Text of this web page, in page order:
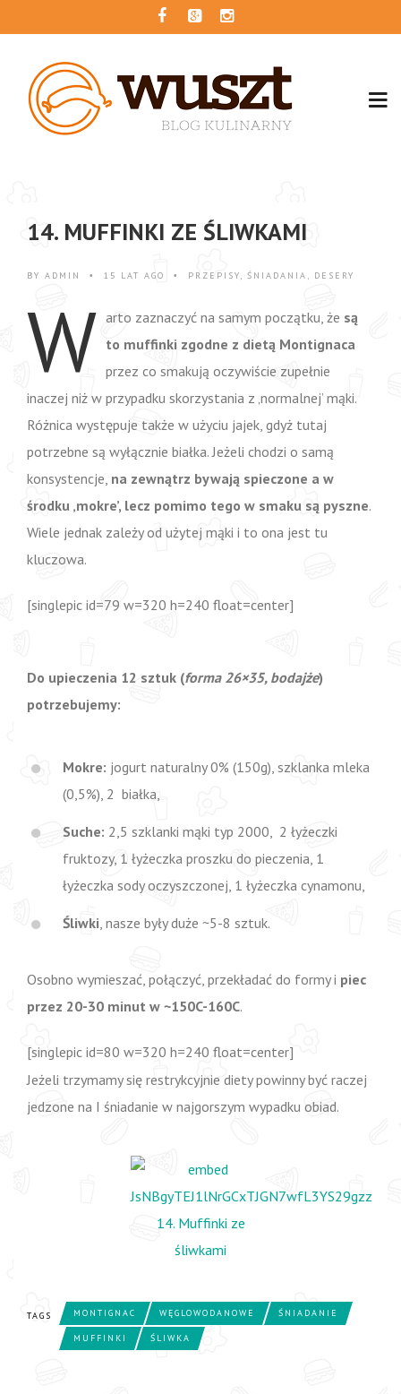
14. MUFFINKI ZE ŚLIWKAMI
BY ADMIN • 15 LAT AGO • PRZEPISY, ŚNIADANIA , DESERY
W arto zaznaczyć na samym początku, że są
to muffinki zgodne z dietą Montignaca
przez co smakują oczywiście zupełnie
inaczej niż w przypadku skorzystania z ‚normalnej’ mąki.
Różnica występuje także w użyciu jajek, gdyż tutaj
potrzebne są wyłącznie białka. Jeżeli chodzi o samą
konsystencje, na zewnątrz bywają spieczone a w
środku ‚mokre’, lecz pomimo tego w smaku są pyszne.
Wiele jednak zależy od użytej mąki i to ona jest tu
kluczowa.
[singlepic id=79 w=320 h=240 float=center]
Do upieczenia 12 sztuk (forma 26×35, bodajże)
potrzebujemy:
Mokre: jogurt naturalny 0% (150g), szklanka mleka
(0,5%), 2 białka,
Suche: 2,5 szklanki mąki typ 2000, 2 łyżeczki
fruktozy, 1 łyżeczka proszku do pieczenia, 1
łyżeczka sody oczyszczonej, 1 łyżeczka cynamonu,
Śliwki, nasze były duże ~5-8 sztuk.
Osobno wymieszać, połączyć, przekładać do formy i piec
przez 20-30 minut w ~150C-160C.
[singlepic id=80 w=320 h=240 float=center]
Jeżeli trzymamy się restrykcyjnie diety powinny być raczej
jedzone na I śniadanie w najgorszym wypadku obiad.
TAGS MONTIGNAC WĘGLOWODANOWE ŚNIADANIE
MUFFINKI ŚLIWKA